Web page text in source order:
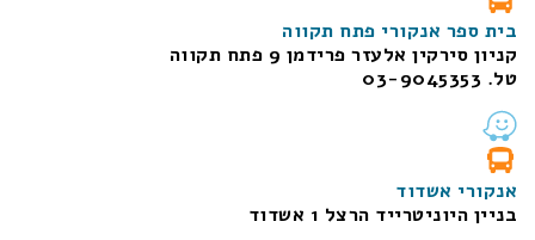
בית ספר אנקורי פתח תקווה
קניון סירקין אלעזר פרידמן 9 פתח תקווה
טל. 03-9045353
אנקורי אשדוד
בניין היוניטרייד הרצל 1 אשדוד